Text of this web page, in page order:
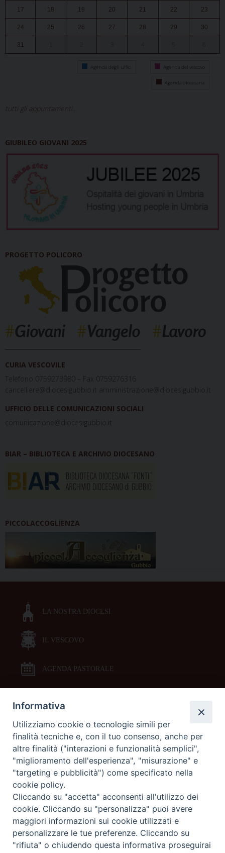
17 18 19 20 21 22 23
24 25 26 27 28 29 30
31
Agenda degli uffici Agenda del vescovo
Agenda diocesana
tutti gli appuntamenti...
GIUBILEO GIOVANI 2025
PROGETTO POLICORO
CURIA VESCOVILE
Telefono 0759273980 – Fax 0759276316
cancelliere@diocesigubbio.it amministrazione@diocesigubbio.it
UFFICIO DELLE COMUNICAZIONI SOCIALI
comunicazione@diocesigubbio.it
BIAR – BIBLIOTECA E ARCHIVIO DIOCESANO
PICCOLACCOGLIENZA
LA NOSTRA DIOCESI
IL VESCOVO
AGENDA PASTORALE
DOCUMENTI PASTORALI
ORARI MESSE
LITURGIA DELLE ORE
GALLERIE FOTOGRAFICHE
GALLERIE VIDEO
Informativa
Utilizziamo cookie o tecnologie simili per
finalità tecniche e, con il tuo consenso, anche per
altre finalità ("interazioni e funzionalità semplici",
"miglioramento dell'esperienza", "misurazione" e
"targeting e pubblicità") come specificato nella
cookie policy.
Cliccando su "accetta" acconsenti all'utilizzo dei
cookie. Cliccando su "personalizza" puoi avere
maggiori informazioni sui cookie utilizzati e
personalizzare le tue preferenze. Cliccando su
"rifiuta" o chiudendo questa informativa proseguirai